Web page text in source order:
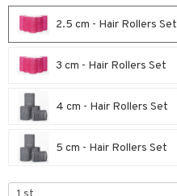
2.5 cm - Hair Rollers Set
3 cm - Hair Rollers Set
4 cm - Hair Rollers Set
5 cm - Hair Rollers Set
in balsam
& Antifrizz
Set